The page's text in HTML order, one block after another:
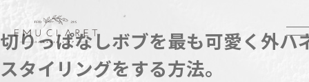
切りっぱなしボブを最も可愛く外ハ
スタイリングをする方法。